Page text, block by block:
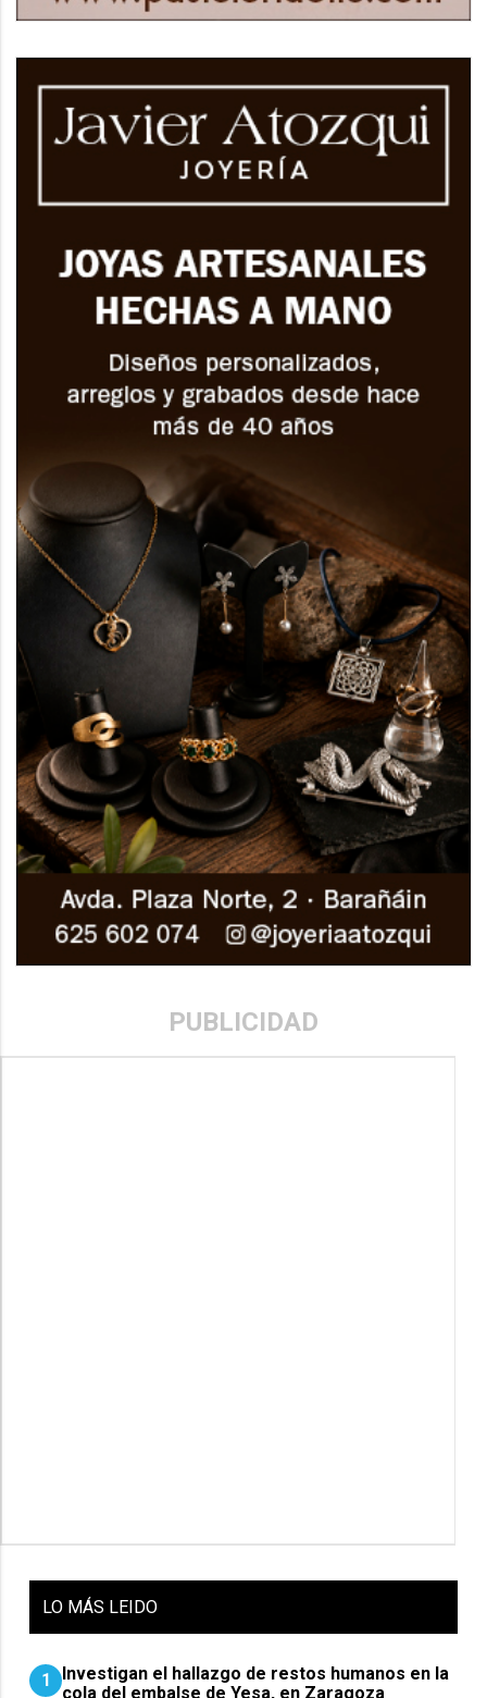
PUBLICIDAD
LO MÁS LEIDO
1
Investigan el hallazgo de restos humanos en la
cola del embalse de Yesa, en Zaragoza